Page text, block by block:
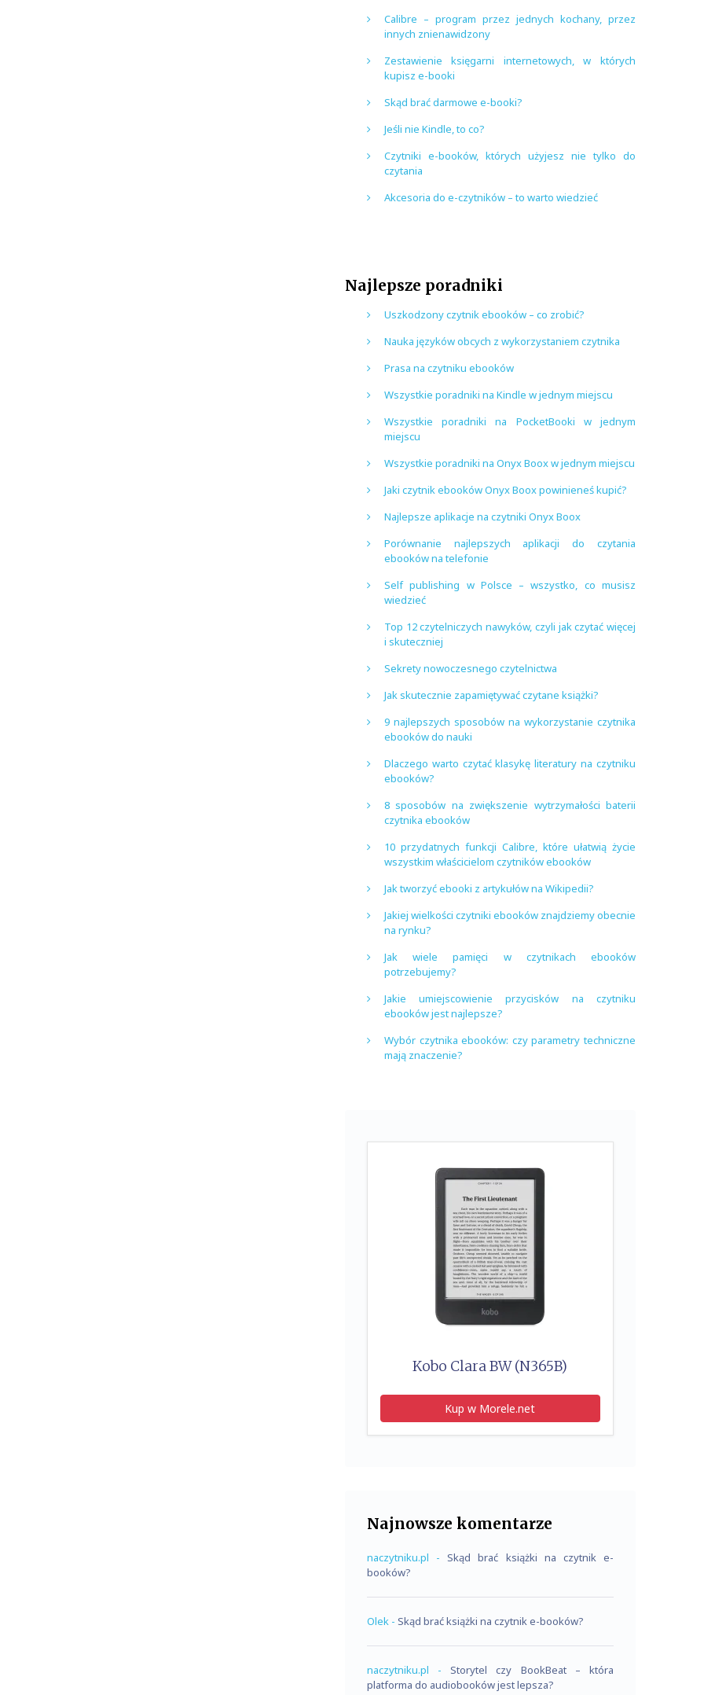
Calibre – program przez jednych kochany, przez
innych znienawidzony
Zestawienie księgarni internetowych, w których
kupisz e-booki
Skąd brać darmowe e-booki?
Jeśli nie Kindle, to co?
Czytniki e-booków, których użyjesz nie tylko do
czytania
Akcesoria do e-czytników – to warto wiedzieć
Najlepsze poradniki
Uszkodzony czytnik ebooków – co zrobić?
Nauka języków obcych z wykorzystaniem czytnika
Prasa na czytniku ebooków
Wszystkie poradniki na Kindle w jednym miejscu
Wszystkie poradniki na PocketBooki w jednym
miejscu
Wszystkie poradniki na Onyx Boox w jednym miejscu
Jaki czytnik ebooków Onyx Boox powinieneś kupić?
Najlepsze aplikacje na czytniki Onyx Boox
Porównanie najlepszych aplikacji do czytania
ebooków na telefonie
Self publishing w Polsce – wszystko, co musisz
wiedzieć
Top 12 czytelniczych nawyków, czyli jak czytać więcej
i skuteczniej
Sekrety nowoczesnego czytelnictwa
Jak skutecznie zapamiętywać czytane książki?
9 najlepszych sposobów na wykorzystanie czytnika
ebooków do nauki
Dlaczego warto czytać klasykę literatury na czytniku
ebooków?
8 sposobów na zwiększenie wytrzymałości baterii
czytnika ebooków
10 przydatnych funkcji Calibre, które ułatwią życie
wszystkim właścicielom czytników ebooków
Jak tworzyć ebooki z artykułów na Wikipedii?
Jakiej wielkości czytniki ebooków znajdziemy obecnie
na rynku?
Jak wiele pamięci w czytnikach ebooków
potrzebujemy?
Jakie umiejscowienie przycisków na czytniku
ebooków jest najlepsze?
Wybór czytnika ebooków: czy parametry techniczne
mają znaczenie?
Kobo Clara BW (N365B)
Kup w Morele.net
Najnowsze komentarze
naczytniku.pl - Skąd brać książki na czytnik e-
booków?
Olek - Skąd brać książki na czytnik e-booków?
naczytniku.pl - Storytel czy BookBeat – która
platforma do audiobooków jest lepsza?